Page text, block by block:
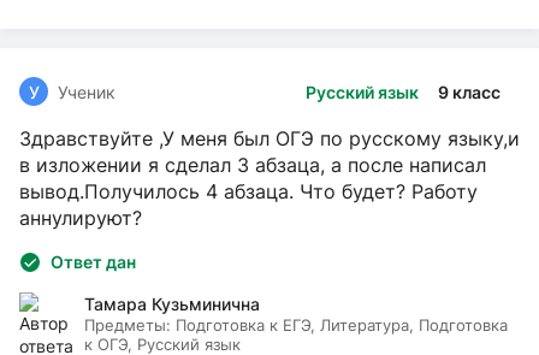
Русский язык 9 класс
У Ученик
Здравствуйте ,У меня был ОГЭ по русскому языку,и
в изложении я сделал 3 абзаца, а после написал
вывод.Получилось 4 абзаца. Что будет? Работу
аннулируют?
Ответ дан
Тамара Кузьминична
Предметы: Подготовка к ЕГЭ, Литература, Подготовка
к ОГЭ, Русский язык